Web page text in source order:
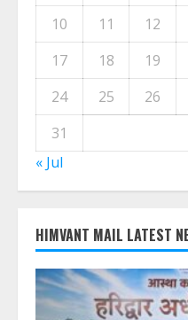
10 11 12
17
18 19
24
25 26
31
« Jul
HIMVANT MAIL LATEST